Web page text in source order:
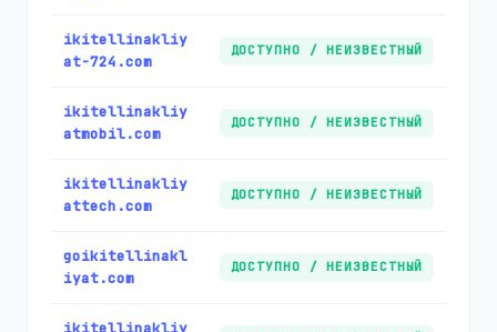
ikitellinakliy
at-724.com
ДОСТУПНО / НЕИЗВЕСТНЫЙ
ikitellinakliy
atmobil.com
ДОСТУПНО / НЕИЗВЕСТНЫЙ
ikitellinakliy
attech.com
ДОСТУПНО / НЕИЗВЕСТНЫЙ
goikitellinakl
iyat.com
ДОСТУПНО / НЕИЗВЕСТНЫЙ
ikitellinakliy